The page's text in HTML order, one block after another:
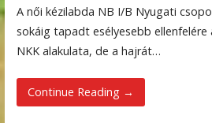
A női kézilabda NB I/B Nyugati
sokáig tapadt esélyesebb ellenfelére
NKK alakulata, de a hajrát…
Continue Reading →